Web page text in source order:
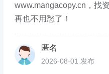
www.mangacopy.cn，找
再也不用愁了！
匿名
2026-08-01 发布